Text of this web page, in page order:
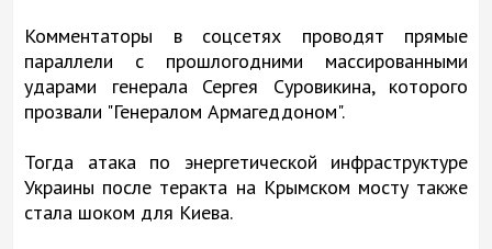
Комментаторы в соцсетях проводят прямые
параллели с прошлогодними массированными
ударами генерала Сергея Суровикина, которого
прозвали "Генералом Армагеддоном".
Тогда атака по энергетической инфраструктуре
Украины после теракта на Крымском мосту также
стала шоком для Киева.